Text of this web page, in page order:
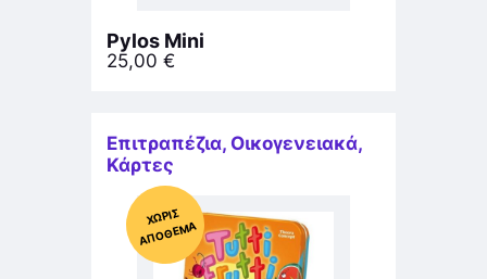
Pylos Mini
25,00 €
Επιτραπέζια, Οικογενειακά,
Κάρτες
Χ
ΩΡΊΣ
Α
Π
Ό
ΘΕ
ΜΑ